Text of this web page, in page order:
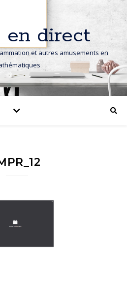
en direct
et autres amusements en